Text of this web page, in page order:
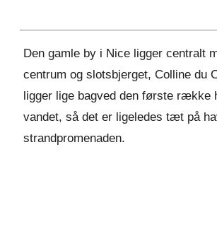
Den gamle by i Nice ligger centralt
centrum og slotsbjerget, Colline du
ligger lige bagved den første række
vandet, så det er ligeledes tæt på
strandpromenaden.